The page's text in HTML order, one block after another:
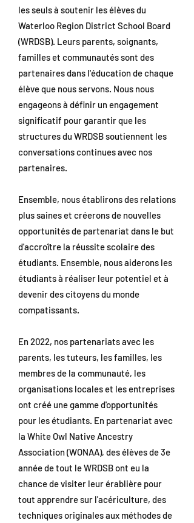
les seuls à soutenir les élèves du
Waterloo Region District School Board
(WRDSB). Leurs parents, soignants,
familles et communautés sont des
partenaires dans l'éducation de chaque
élève que nous servons. Nous nous
engageons à définir un engagement
significatif pour garantir que les
structures du WRDSB soutiennent les
conversations continues avec nos
partenaires.
Ensemble, nous établirons des relations
plus saines et créerons de nouvelles
opportunités de partenariat dans le but
d'accroître la réussite scolaire des
étudiants. Ensemble, nous aiderons les
étudiants à réaliser leur potentiel et à
devenir des citoyens du monde
compatissants.
En 2022, nos partenariats avec les
parents, les tuteurs, les familles, les
membres de la communauté, les
organisations locales et les entreprises
ont créé une gamme d'opportunités
pour les étudiants. En partenariat avec
la White Owl Native Ancestry
Association (WONAA), des élèves de 3e
année de tout le WRDSB ont eu la
chance de visiter leur érablière pour
tout apprendre sur l'acériculture, des
techniques originales aux méthodes de